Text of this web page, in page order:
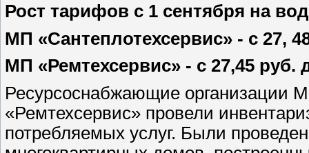
Рост тарифов с 1 сентября на
МП «Сантеплотехсервис» - с 27,
МП «Ремтехсервис» - с 27,45 руб.
Ресурсоснабжающие организации
«Ремтехсервис» провели
потребляемых услуг. Были